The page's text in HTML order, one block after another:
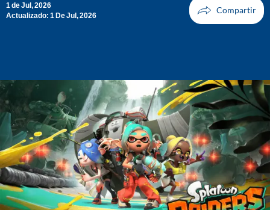
1 de Jul, 2026
Actualizado: 1 De Jul, 2026